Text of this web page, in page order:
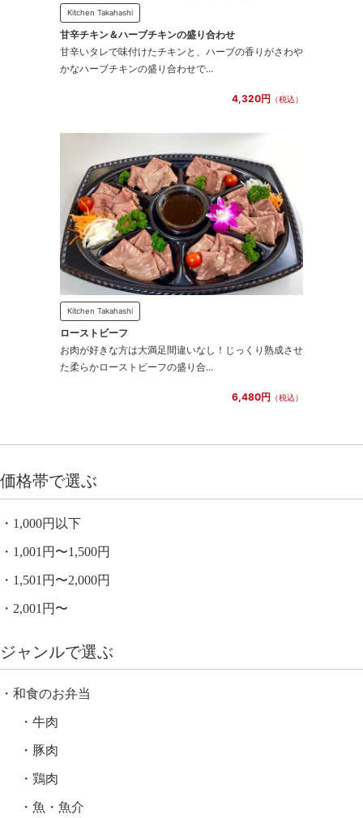
Kitchen Takahashi
甘辛チキン＆ハーブチキンの盛り合わせ
甘辛いタレで味付けたチキンと、ハーブの香りがさわや
かなハーブチキンの盛り合わせで...
4,320円 （税込）
Kitchen Takahashi
ローストビーフ
お肉が好きな方は大満足間違いなし！じっくり熟成させ
た柔らかローストビーフの盛り合...
6,480円 （税込）
価格帯で選ぶ
1,000円以下
1,001円〜1,500円
1,501円〜2,000円
2,001円〜
ジャンルで選ぶ
和食のお弁当
牛肉
豚肉
鶏肉
魚・魚介